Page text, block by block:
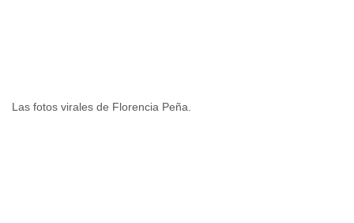
Las fotos virales de Florencia Peña.